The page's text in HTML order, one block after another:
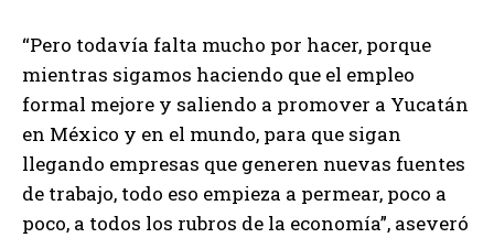
“Pero todavía falta mucho por hacer, porque
mientras sigamos haciendo que el empleo
formal mejore y saliendo a promover a Yucatán
en México y en el mundo, para que sigan
llegando empresas que generen nuevas fuentes
de trabajo, todo eso empieza a permear, poco a
poco, a todos los rubros de la economía”, aseveró